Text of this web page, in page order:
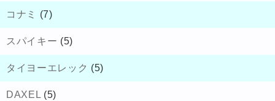
コナミ (7)
スパイキー (5)
タイヨーエレック (5)
DAXEL (5)